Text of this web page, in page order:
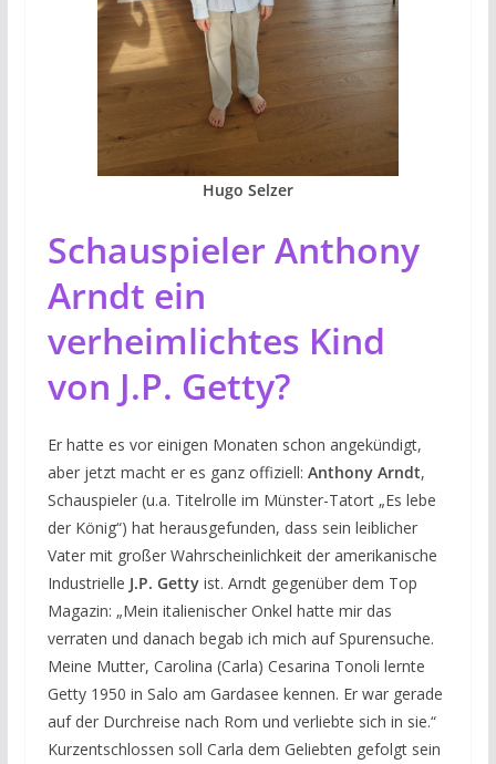
Hugo Selzer
Schauspieler Anthony
Arndt ein
verheimlichtes Kind
von J.P. Getty?
Er hatte es vor einigen Monaten schon angekündigt,
aber jetzt macht er es ganz offiziell: Anthony Arndt,
Schauspieler (u.a. Titelrolle im Münster-Tatort „Es lebe
der König“) hat herausgefunden, dass sein leiblicher
Vater mit großer Wahrscheinlichkeit der amerikanische
Industrielle J.P. Gettyist. Arndt gegenüber dem Top
Magazin: „Mein italienischer Onkel hatte mir das
verraten und danach begab ich mich auf Spurensuche.
Meine Mutter, Carolina (Carla) Cesarina Tonoli lernte
Getty 1950 in Salo am Gardasee kennen. Er war gerade
auf der Durchreise nach Rom und verliebte sich in sie.“
Kurzentschlossen soll Carla dem Geliebten gefolgt sein